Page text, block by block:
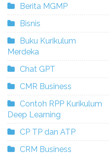
Berita MGMP
Bisnis
Buku Kurikulum
Merdeka
Chat GPT
CMR Business
Contoh RPP Kurikulum
Deep Learning
CP TP dan ATP
CRM Business